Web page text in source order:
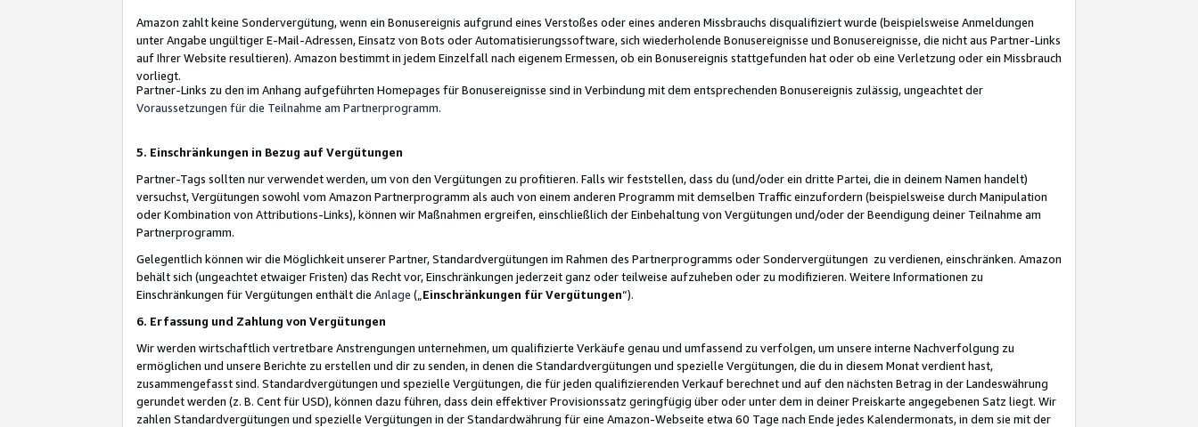
Amazon zahlt keine Sondervergütung, wenn ein Bonusereignis aufgrund eines Verstoßes oder eines anderen Missbrauchs disqualifiziert wurde (beispielsweise Anmeldungen
unter Angabe ungültiger E-Mail-Adressen, Einsatz von Bots oder Automatisierungssoftware, sich wiederholende Bonusereignisse und Bonusereignisse, die nicht aus Partner-Links
auf Ihrer Website resultieren). Amazon bestimmt in jedem Einzelfall nach eigenem Ermessen, ob ein Bonusereignis stattgefunden hat oder ob eine Verletzung oder ein Missbrauch
vorliegt.
Partner-Links zu den im Anhang aufgeführten Homepages für Bonusereignisse sind in Verbindung mit dem entsprechenden Bonusereignis zulässig, ungeachtet der
Voraussetzungen für die Teilnahme am Partnerprogramm.
5. Einschränkungen in Bezug auf Vergütungen
Partner-Tags sollten nur verwendet werden, um von den Vergütungen zu profitieren. Falls wir feststellen, dass du (und/oder ein dritte Partei, die in deinem Namen handelt)
versuchst, Vergütungen sowohl vom Amazon Partnerprogramm als auch von einem anderen Programm mit demselben Traffic einzufordern (beispielsweise durch Manipulation
oder Kombination von Attributions-Links), können wir Maßnahmen ergreifen, einschließlich der Einbehaltung von Vergütungen und/oder der Beendigung deiner Teilnahme am
Partnerprogramm.
Gelegentlich können wir die Möglichkeit unserer Partner, Standardvergütungen im Rahmen des Partnerprogramms oder Sondervergütungen zu verdienen, einschränken. Amazon
behält sich (ungeachtet etwaiger Fristen) das Recht vor, Einschränkungen jederzeit ganz oder teilweise aufzuheben oder zu modifizieren. Weitere Informationen zu
Einschränkungen für Vergütungen enthält die Anlage („ Einschränkungen für Vergütungen“).
6. Erfassung und Zahlung von Vergütungen
Wir werden wirtschaftlich vertretbare Anstrengungen unternehmen, um qualifizierte Verkäufe genau und umfassend zu verfolgen, um unsere interne Nachverfolgung zu
ermöglichen und unsere Berichte zu erstellen und dir zu senden, in denen die Standardvergütungen und spezielle Vergütungen, die du in diesem Monat verdient hast,
zusammengefasst sind. Standardvergütungen und spezielle Vergütungen, die für jeden qualifizierenden Verkauf berechnet und auf den nächsten Betrag in der Landeswährung
gerundet werden (z. B. Cent für USD), können dazu führen, dass dein effektiver Provisionssatz geringfügig über oder unter dem in deiner Preiskarte angegebenen Satz liegt. Wir
zahlen Standardvergütungen und spezielle Vergütungen in der Standardwährung für eine Amazon-Webseite etwa 60 Tage nach Ende jedes Kalendermonats, in dem sie mit der